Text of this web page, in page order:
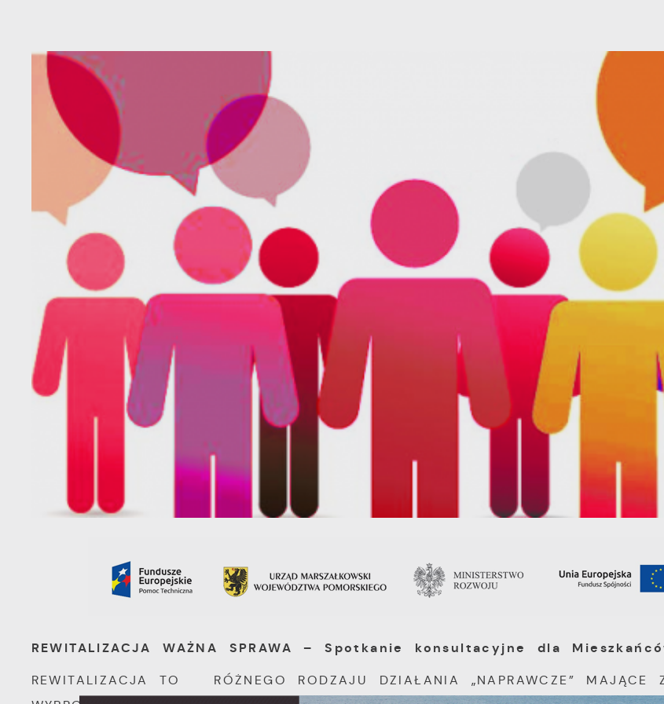
REWITALIZACJA WAŻNA SPRAWA – Spotkanie konsultacyjne dla
REWITALIZACJA TO RÓŻNEGO RODZAJU DZIAŁANIA „NAPRAWCZE” MAJĄCE
Ustawienia